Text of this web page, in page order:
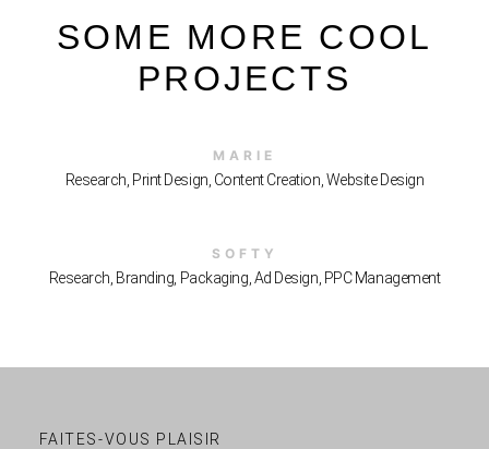
SOME MORE COOL
PROJECTS
MARIE
Research, Print Design, Content Creation, Website Design
SOFTY
Research, Branding, Packaging, Ad Design, PPC Management
FAITES-VOUS PLAISIR